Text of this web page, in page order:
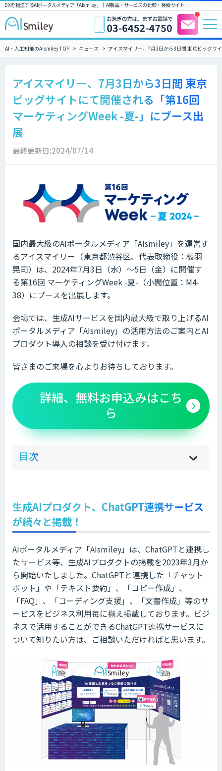
DXを推進するAIポータルメディア「AIsmiley」｜ AI製品・サービスの比較・検索サイト
AI・人工知能のAIsmiley TOP ニュース アイスマイリー、7月3日から3日間 東京ビッグサ
アイスマイリー、7月3日から3日間 東京
ビッグサイトにて開催される「第16回
マーケティングWeek -夏-」にブース出
展
最終更新日:2024/07/14
国内最大級のAIポータルメディア「AIsmiley」を運営す
るアイスマイリー（東京都渋谷区、代表取締役：板羽
晃司）は、2024年7月3日（水）～5日（金）に開催す
る第16回 マーケティングWeek -夏-（小間位置：M4-
38）にブースを出展します。
会場では、生成AIサービスを国内最大級で取り上げるAI
ポータルメディア「AIsmiley」の活用方法のご案内とAI
プロダクト導入の相談を受け付けます。
皆さまのご来場を心よりお待ちしております。
詳細、無料お申込みはこち
ら
目次 hi
]
sh
]
生成AIプロダクト、ChatGPT連携サービス
が続々と掲載！
AIポータルメディア「AIsmiley」は、ChatGPTと連携し
たサービス等、生成AIプロダクトの掲載を2023年3月か
ら開始いたしました。ChatGPTと連携した「チャット
ボット」や「テキスト要約」、「コピー作成」、
「FAQ」、「コーディング支援」、「文書作成」等のサ
ービスをビジネス利用毎に揃え掲載しております。ビジ
ネスで活用することができるChatGPT連携サービスに
ついて知りたい方は、ご相談いただければと思います。